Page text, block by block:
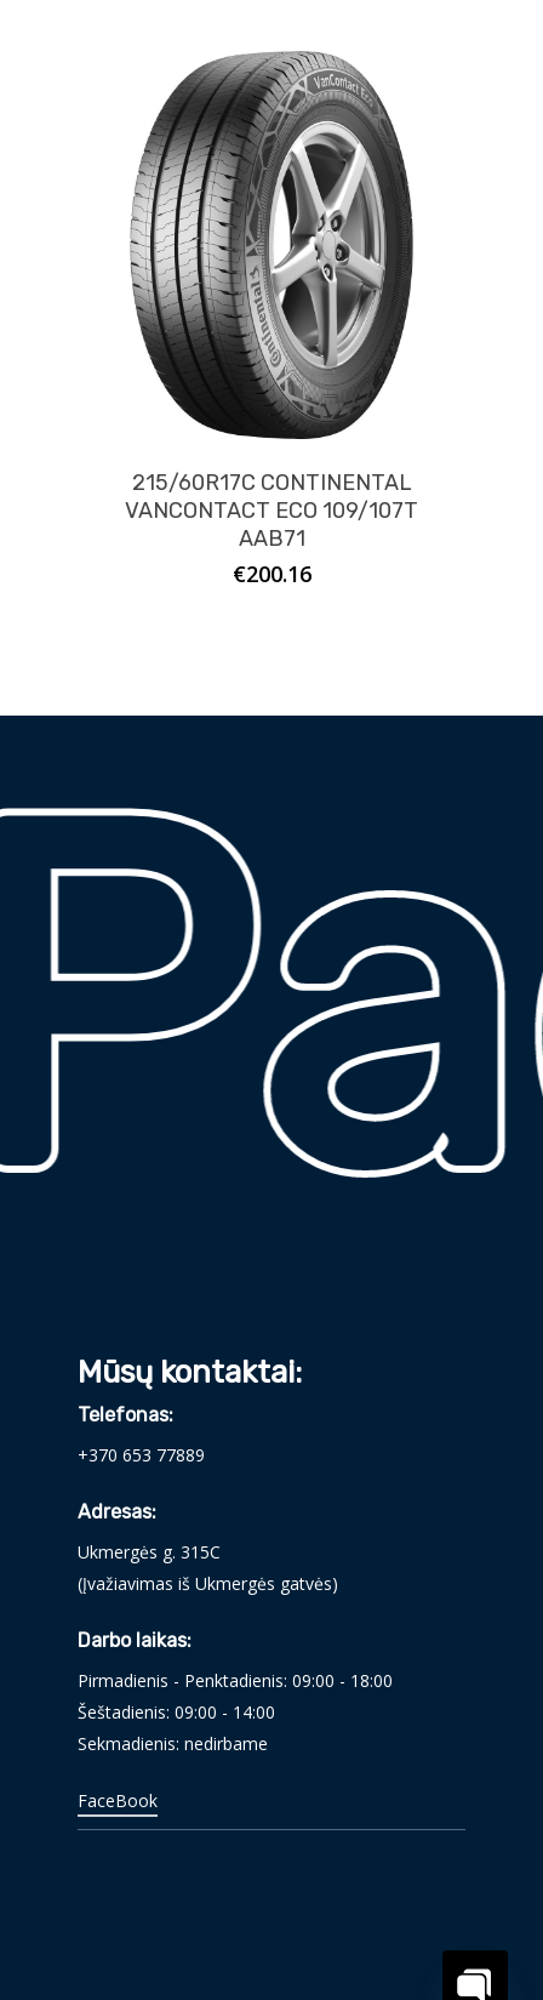
215/60R17C CONTINENTAL
VANCONTACT ECO 109/107T
AAB71
€200.16
Mūsų kontaktai:
Telefonas:
+370 653 77889
Adresas:
Ukmergės g. 315C
(Įvažiavimas iš Ukmergės gatvės)
Darbo laikas:
Pirmadienis - Penktadienis: 09:00 - 18:00
Šeštadienis: 09:00 - 14:00
Sekmadienis: nedirbame
FaceBook